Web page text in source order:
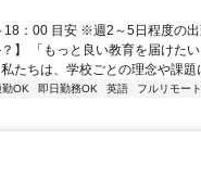
：00 目安 ※週2～5日程度の
】 「もっと良い教育を届けた
たちは、学校ごとの理念や課題
勤OK 即日勤務OK 英語 フルリモート